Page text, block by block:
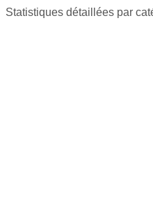
Statistiques détaillées par